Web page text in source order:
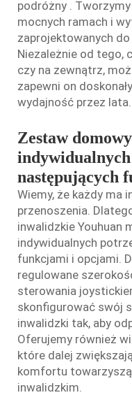
podróżny
.
mocnych ramach i
zaprojektowanych
Niezależnie od tego,
czy na zewnątrz,
zapewni on
wydajność przez lata.
Zestaw
następujących
Wiemy, że każdy ma
przenoszenia.
inwalidzkie Youhuan
indywidualnych
funkcjami i opcjami.
regulowane
sterowania
skonfigurować swój
inwalidzki tak, aby
Oferujemy również
które dalej
komfortu
inwalidzkim.